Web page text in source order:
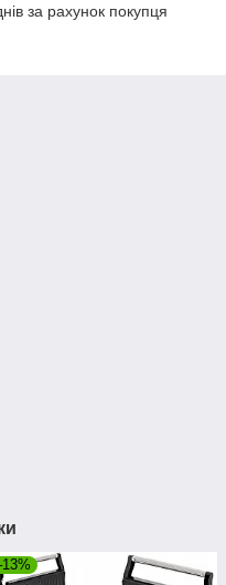
за рахунок покупця